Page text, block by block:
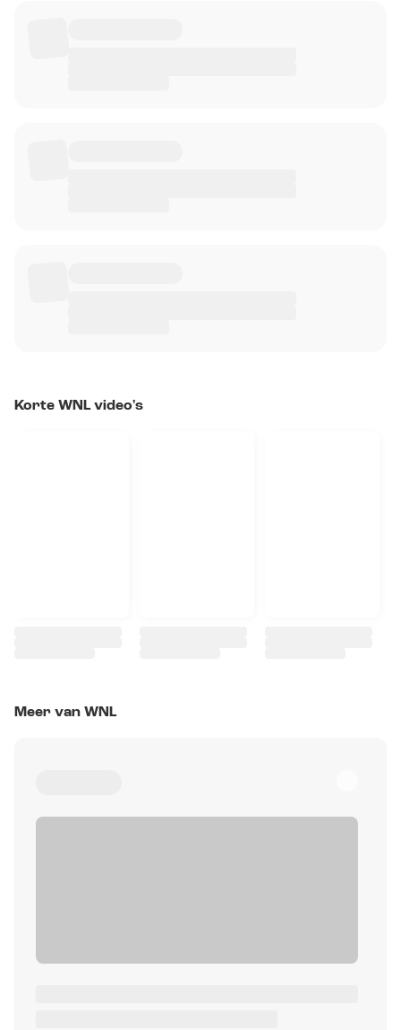
Korte WNL video's
Meer van WNL